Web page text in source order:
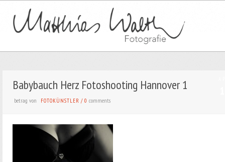
Babybauch Herz Fotoshooting Hannover 1
betrag von FOTOKÜNSTLER /0comments